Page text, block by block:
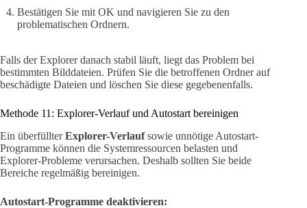
Bestätigen Sie mit OK und navigieren Sie zu den
problematischen Ordnern.
Falls der Explorer danach stabil läuft, liegt das Problem bei
bestimmten Bilddateien. Prüfen Sie die betroffenen Ordner auf
beschädigte Dateien und löschen Sie diese gegebenenfalls.
Methode 11: Explorer-Verlauf und Autostart bereinigen
Ein überfüllterExplorer-Verlaufsowie unnötige Autostart-
Programme können die Systemressourcen belasten und
Explorer-Probleme verursachen. Deshalb sollten Sie beide
Bereiche regelmäßig bereinigen.
Autostart-Programme deaktivieren: